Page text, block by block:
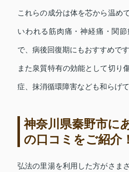
これらの成分は体を芯から温め
いわれる筋肉痛・神経痛・関
で、病後回復期にもおすすめです
また泉質特有の効能として切り
症、抹消循環障害なども和らげて
神奈川県秦野市に
の口コミをご紹介！
弘法の里湯を利用した方がさま